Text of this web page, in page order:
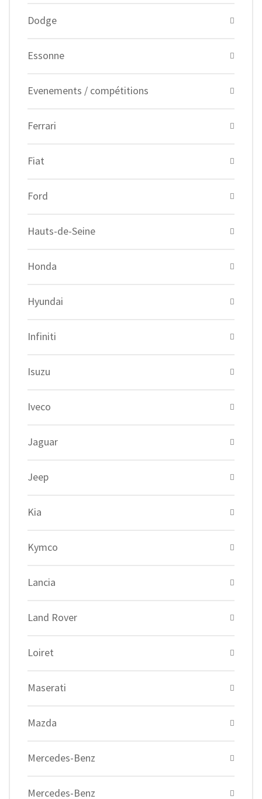
Dodge
Essonne
Evenements / compétitions
Ferrari
Fiat
Ford
Hauts-de-Seine
Honda
Hyundai
Infiniti
Isuzu
Iveco
Jaguar
Jeep
Kia
Kymco
Lancia
Land Rover
Loiret
Maserati
Mazda
Mercedes-Benz
Mercedes-Benz